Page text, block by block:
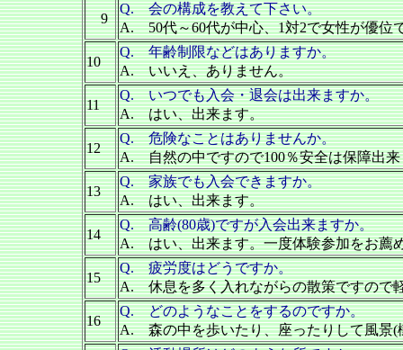
9
Q. 会の構成を教えて下さい。
A. 50代～60代が中心、1対2で女性が優位
10
Q. 年齢制限などはありますか。
A. いいえ、ありません。
11
Q. いつでも入会・退会は出来ますか。
A. はい、出来ます。
12
Q. 危険なことはありませんか。
A. 自然の中ですので100％安全は保障出
13
Q. 家族でも入会できますか。
A. はい、出来ます。
14
Q. 高齢(80歳)ですが入会出来ますか。
A. はい、出来ます。一度体験参加をお薦
15
Q. 疲労度はどうですか。
A. 休息を多く入れながらの散策ですので
16
Q. どのようなことをするのですか。
A. 森の中を歩いたり、座ったりして風景(